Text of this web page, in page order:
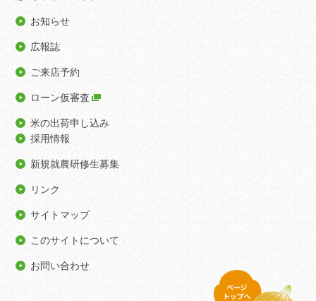
お知らせ
広報誌
ご来店予約
ローン仮審査
米の出荷申し込み
採用情報
新規就農研修生募集
リンク
サイトマップ
このサイトについて
お問い合わせ